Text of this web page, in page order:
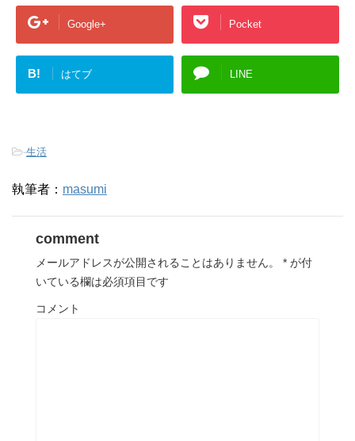
Google+ Pocket
B! はてブ LINE
-生活
執筆者： masumi
comment
メールアドレスが公開されることはありません。 * が付
いている欄は必須項目です
コメント